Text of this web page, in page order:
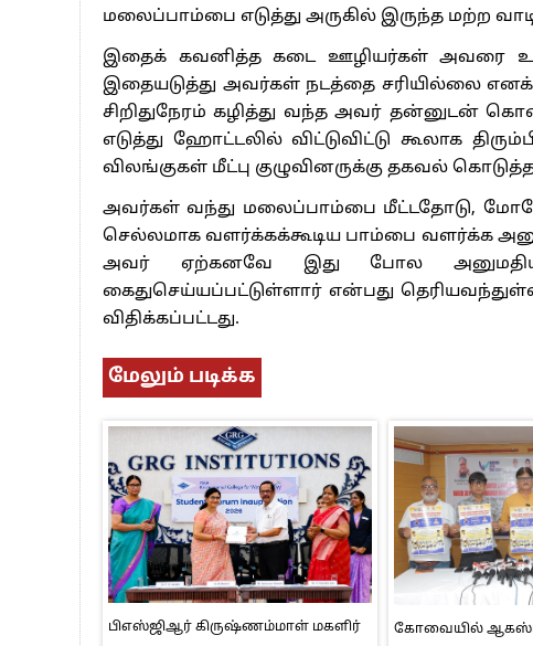
பாகிஸ்தானின் அணு ஆயுத மிரட்டலுக்கு
தமிழக சட்டப்பேரவையில் காலியிடங்கள் 6 ஆக
மலைப்பாம்பை எடுத்து அருகில் இருந்த மற்ற
இதைக் கவனித்த கடை ஊழியர்கள் அவரை
இதையடுத்து அவர்கள் நடத்தை சரியில்லை எனக்
சிறிதுநேரம் கழித்து வந்த அவர் தன்னுடன்
எடுத்து ஹோட்டலில் விட்டுவிட்டு கூலாக
விலங்குகள் மீட்பு குழுவினருக்கு தகவல்
அவர்கள் வந்து மலைப்பாம்பை மீட்டதோடு,
செல்லமாக வளர்க்கக்கூடிய பாம்பை வளர்க்க
அவர் ஏற்கனவே இது போல
கைதுசெய்யப்பட்டுள்ளார் என்பது
விதிக்கப்பட்டது.
மேலும் படிக்க
பிஎஸ்ஜிஆர் கிருஷ்ணம்மாள் மகளிர்
கோவையில் ஆகஸ்ட்